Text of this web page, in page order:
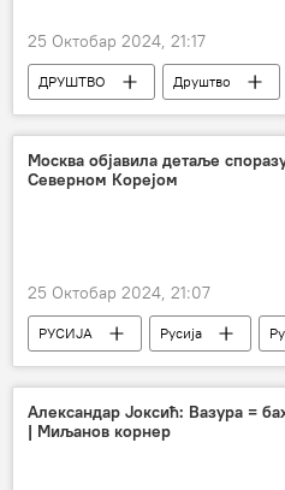
25 Октобар 2024, 21:17
ДРУШТВО Друштво
САД
Алек Болдвин
Москва објавила детаље
Северном Корејом
25 Октобар 2024, 21:07
РУСИЈА Русија
Северна Кореја
Александар Јоксић: Вазура =
| Миљанов корнер